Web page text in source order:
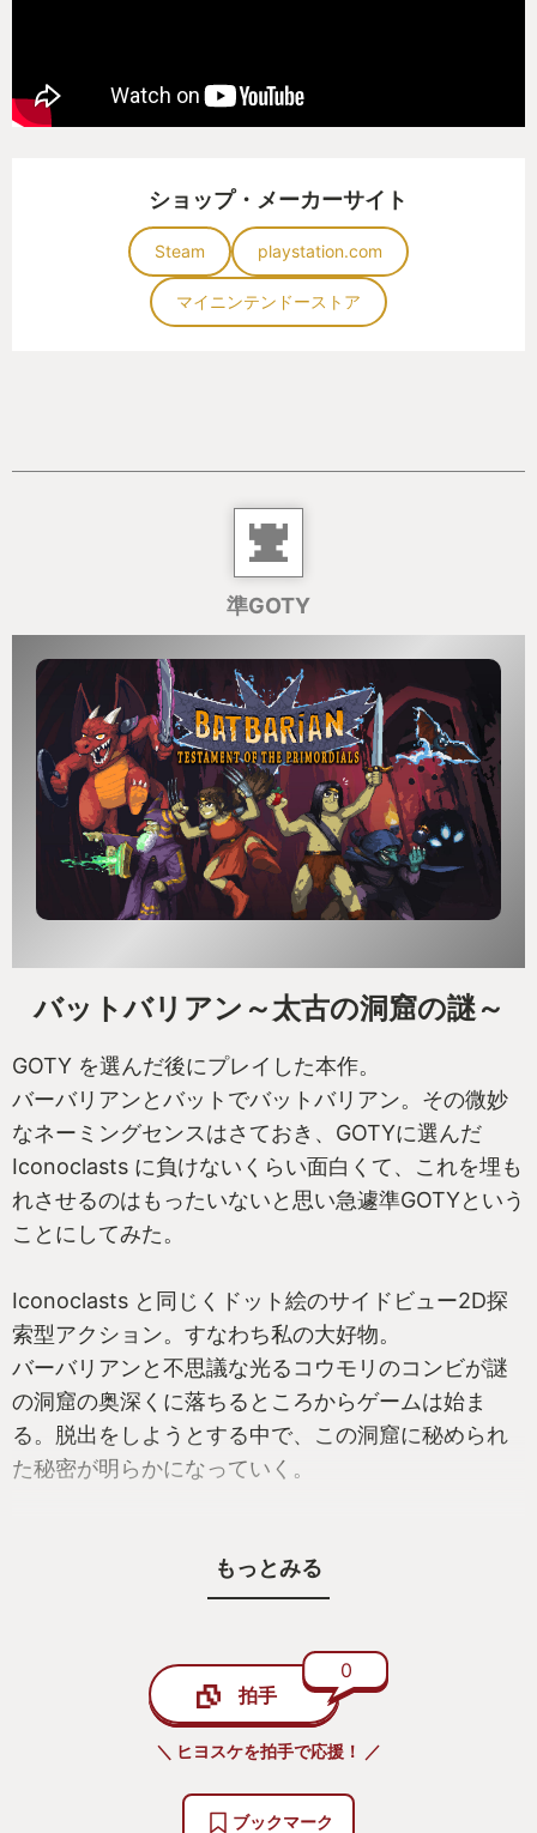
ショップ・メーカーサイト
Steam playstation.com
マイニンテンドーストア
準GOTY
バットバリアン～太古の洞窟の謎～
GOTY を選んだ後にプレイした本作。
バーバリアンとバットでバットバリアン。その微妙
なネーミングセンスはさておき、GOTYに選んだ
Iconoclasts に負けないくらい面白くて、これを埋も
れさせるのはもったいないと思い急遽準GOTYという
ことにしてみた。
Iconoclasts と同じくドット絵のサイドビュー2D探
索型アクション。すなわち私の大好物。
バーバリアンと不思議な光るコウモリのコンビが謎
の洞窟の奥深くに落ちるところからゲームは始ま
る。脱出をしようとする中で、この洞窟に秘められ
た秘密が明らかになっていく。
コメディ色が強く親しみやすいんだけど、その実な
かなかの高難度。パズル要素も多いんだけど全体的
上がり。特に終盤はきついけど、それゆえにクリア
した時の達成感が気持ちいい。
人によっては投げ出したくなるような難しさだろう
いる。攻撃力や回復力等をアップさせるとか、アイ
もっとみる
拍手
0
＼ ヒヨスケを拍手で応援！ ／
ブックマーク